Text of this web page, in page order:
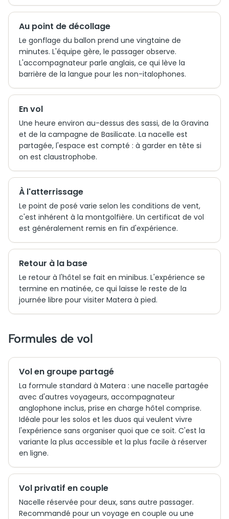
Au point de décollage
Le gonflage du ballon prend une vingtaine de
minutes. L'équipe gère, le passager observe.
L'accompagnateur parle anglais, ce qui lève la
barrière de la langue pour les non-italophones.
En vol
Une heure environ au-dessus des sassi, de la Gravina
et de la campagne de Basilicate. La nacelle est
partagée, l'espace est compté : à garder en tête si
on est claustrophobe.
À l'atterrissage
Le point de posé varie selon les conditions de vent,
c'est inhérent à la montgolfière. Un certificat de vol
est généralement remis en fin d'expérience.
Retour à la base
Le retour à l'hôtel se fait en minibus. L'expérience se
termine en matinée, ce qui laisse le reste de la
journée libre pour visiter Matera à pied.
Formules de vol
Vol en groupe partagé
La formule standard à Matera : une nacelle partagée
avec d'autres voyageurs, accompagnateur
anglophone inclus, prise en charge hôtel comprise.
Idéale pour les solos et les duos qui veulent vivre
l'expérience sans organiser quoi que ce soit. C'est la
variante la plus accessible et la plus facile à réserver
en ligne.
Vol privatif en couple
Nacelle réservée pour deux, sans autre passager.
Recommandé pour un voyage en couple ou une